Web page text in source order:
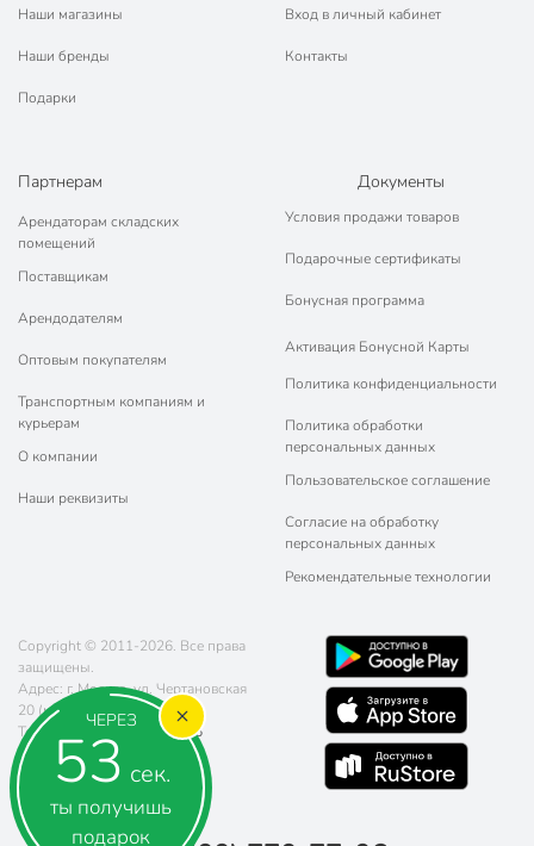
ЧЕРЕЗ
52 сек.
ты получишь
подарок
Наши магазины
Наши бренды
Подарки
Вход в личный кабинет
Контакты
Партнерам
Арендаторам складских
помещений
Поставщикам
Арендодателям
Оптовым покупателям
Транспортным компаниям и
курьерам
О компании
Наши реквизиты
Документы
Условия продажи товаров
Подарочные сертификаты
Бонусная программа
Активация Бонусной Карты
Политика конфиденциальности
Политика обработки
персональных данных
Пользовательское соглашение
Согласие на обработку
персональных данных
Рекомендательные технологии
Copyright © 2011-2026. Все права
защищены.
Адрес: г. Москва, ул. Чертановская
20 (метро Южная)
Телефон:
8 (800) 770-77-06
Почта:sales@poryadok.ru